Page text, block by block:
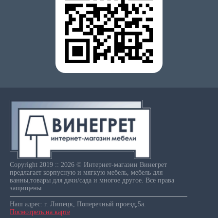
Copyright 2019 :: 2026 © Интернет-магазин Винегрет
предлагает корпусную и мягкую мебель, мебель для
ванны,товары для дачи/сада и многое другое. Все права
защищены.
Наш адрес: г. Липецк, Поперечный проезд,5а.
Посмотреть на карте